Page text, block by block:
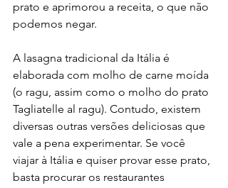
prato e aprimorou a receita, o que não
podemos negar.
A lasagna tradicional da Itália é
elaborada com molho de carne moída
(o ragu, assim como o molho do prato
Tagliatelle al ragu). Contudo, existem
diversas outras versões deliciosas que
vale a pena experimentar. Se você
viajar à Itália e quiser provar esse prato,
basta procurar os restaurantes